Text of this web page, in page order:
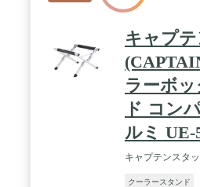
キャプ
ラーボ
ド コン
ルミ UE-
キャプテンスタ
クーラースタンド